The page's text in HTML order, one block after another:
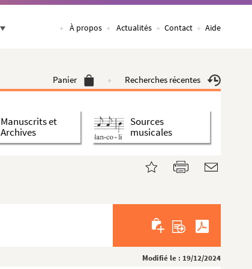
À propos Actualités Contact Aide
Panier Recherches récentes
Manuscrits et
Archives
Sources
musicales
Modifié le : 19/12/2024